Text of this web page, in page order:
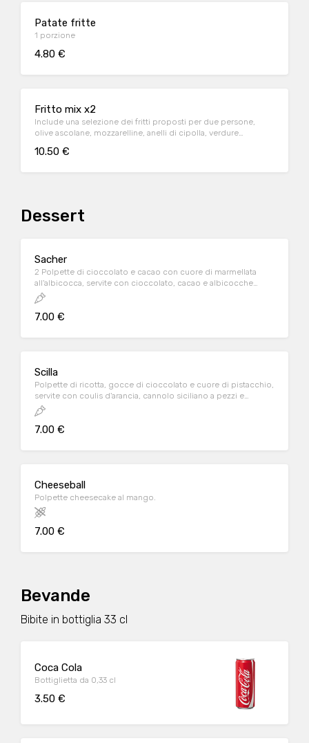
Patate fritte
1 porzione
4.80 €
Fritto mix x2
Include una selezione dei fritti proposti per due persone,
olive ascolane, mozzarelline, anelli di cipolla, verdure
10.50 €
Dessert
Sacher
2 Polpette di cioccolato e cacao con cuore di marmellata
all'albicocca, servite con cioccolato, cacao e albicocche
essiccate.
7.00 €
Scilla
Polpette di ricotta, gocce di cioccolato e cuore di pistacchio,
servite con coulis d'arancia, cannolo siciliano a pezzi e
granella di pistacchio.
7.00 €
Cheeseball
Polpette cheesecake al mango.
7.00 €
Bevande
Bibite in bottiglia 33 cl
Coca Cola
Bottiglietta da 0,33 cl
3.50 €